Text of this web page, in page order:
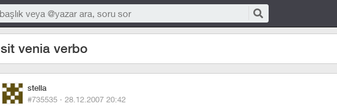
sit venia verbo
stella
#735535 · 28.12.2007 20:42